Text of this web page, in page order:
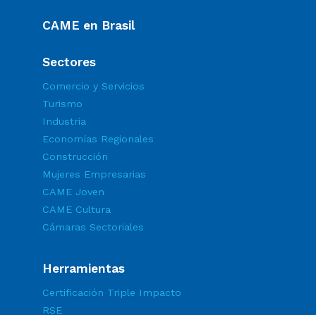
CAME en Brasil
Sectores
Comercio y Servicios
Turismo
Industria
Economías Regionales
Construcción
Mujeres Empresarias
CAME Joven
CAME Cultura
Cámaras Sectoriales
Herramientas
Certificación Triple Impacto
RSE